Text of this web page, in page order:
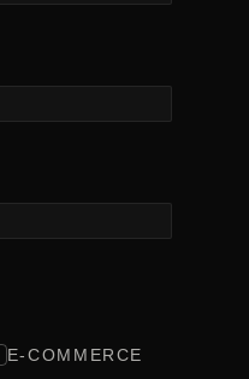
E-COMMERCE